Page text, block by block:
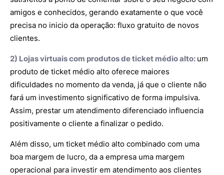
amigos e conhecidos, gerando exatamente o que você
precisa no inicio da operação: fluxo gratuito de novos
clientes.
2) Lojas virtuais com produtos de ticket médio alto: um
produto de ticket médio alto oferece maiores
dificuldades no momento da venda, já que o cliente não
fará um investimento significativo de forma impulsiva.
Assim, prestar um atendimento diferenciado influencia
positivamente o cliente a finalizar o pedido.
Além disso, um ticket médio alto combinado com uma
boa margem de lucro, da a empresa uma margem
operacional para investir em atendimento aos clientes